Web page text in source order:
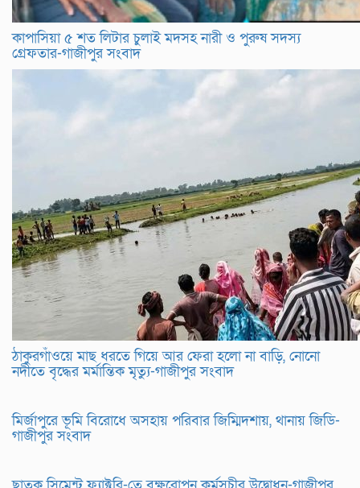
কাপাসিয়া ৫ শত লিটার চুলাই মদসহ নারী ও পুরুষ সদস্য
গ্রেফতার-গাজীপুর সংবাদ
ঠাকুরগাঁওয়ে মাছ ধরতে গিয়ে আর ফেরা হলো না বাড়ি, নোনো
নদীতে বৃদ্ধের মর্মান্তিক মৃত্যু-গাজীপুর সংবাদ
মির্জাপুরে ভূমি বিরোধে অসহায় পরিবার জিম্মিদশায়, থানায় জিডি-
গাজীপুর সংবাদ